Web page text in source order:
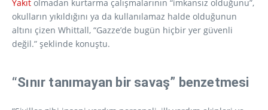
Yakıt olmadan kurtarma çalışmalarının “imkansız olduğunu”,
okulların yıkıldığını ya da kullanılamaz halde olduğunun
altını çizen Whittall, “Gazze’de bugün hiçbir yer güvenli
değil.” şeklinde konuştu.
“Sınır tanımayan bir savaş” benzetmesi